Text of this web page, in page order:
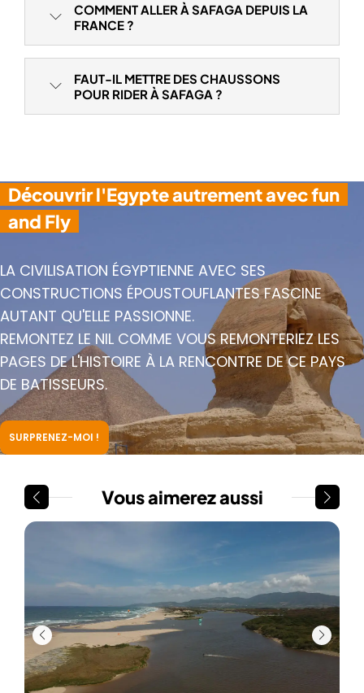
COMMENT ALLER À SAFAGA DEPUIS LA
FRANCE ?
FAUT-IL METTRE DES CHAUSSONS
POUR RIDER À SAFAGA ?
Découvrir l'Egypte autrement avec fun
and Fly
LA CIVILISATION ÉGYPTIENNE AVEC SES
CONSTRUCTIONS ÉPOUSTOUFLANTES FASCINE
AUTANT QU'ELLE PASSIONNE.
REMONTEZ LE NIL COMME VOUS REMONTERIEZ LES
PAGES DE L'HISTOIRE À LA RENCONTRE DE CE PAYS
DE BATISSEURS.
SURPRENEZ-MOI !
Vous aimerez aussi